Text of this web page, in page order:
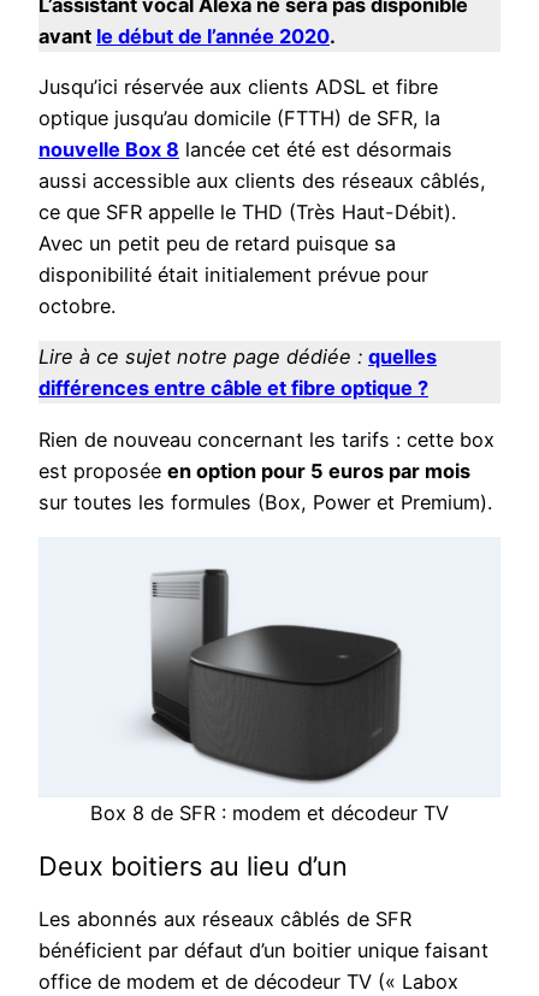
avant le début de l’année 2020.
Jusqu’ici réservée aux clients ADSL et fibre
optique jusqu’au domicile (FTTH) de SFR, la
nouvelle Box 8 lancée cet été est désormais
aussi accessible aux clients des réseaux câblés,
ce que SFR appelle le THD (Très Haut-Débit).
Avec un petit peu de retard puisque sa
disponibilité était initialement prévue pour
octobre.
Lire à ce sujet notre page dédiée : quelles
différences entre câble et fibre optique ?
Rien de nouveau concernant les tarifs : cette box
est proposée en option pour 5 euros par mois
sur toutes les formules (Box, Power et Premium).
Box 8 de SFR : modem et décodeur TV
Deux boitiers au lieu d’un
Les abonnés aux réseaux câblés de SFR
bénéficient par défaut d’un boitier unique faisant
office de modem et de décodeur TV (« Labox